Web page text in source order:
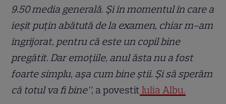
9.50 media generală. Și în momentul în care a
ieșit puțin abătută de la examen, chiar m-am
îngrijorat, pentru că este un copil bine
pregătit. Dar emoțiile, anul ăsta nu a fost
foarte simplu, așa cum bine știi. Și să sperăm
că totul va fi bine”, a povestit Iulia Albu.